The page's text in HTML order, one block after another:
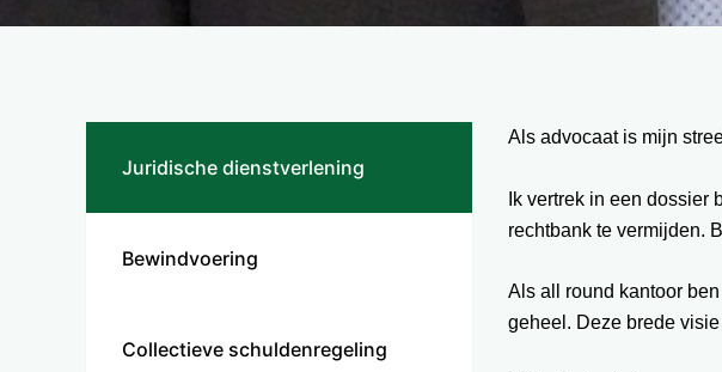
Juridische dienstverlening
Bewindvoering
Collectieve schuldenregeling
Als advocaat is mijn
Ik vertrek in een
rechtbank te vermijden.
Als all round kantoor
geheel. Deze brede